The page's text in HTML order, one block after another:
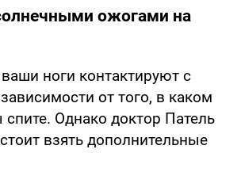
ожогами на
ноги контактируют с
от того, в каком
Однако доктор Патель
взять дополнительные